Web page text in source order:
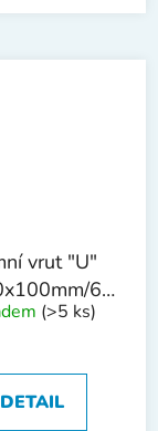
vrut "U"
60cm
ZN
(>5 ks)
DETAIL